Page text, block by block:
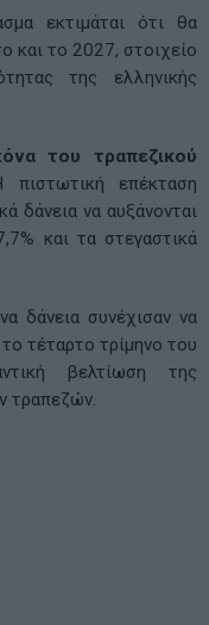
εκτιμάται ότι θα
και το 2027, στοιχείο
της ελληνικής
του τραπεζικού
επέκταση
δάνεια να αυξάνονται
και τα στεγαστικά
δάνεια συνέχισαν να
τέταρτο τρίμηνο του
βελτίωση της
τραπεζών.